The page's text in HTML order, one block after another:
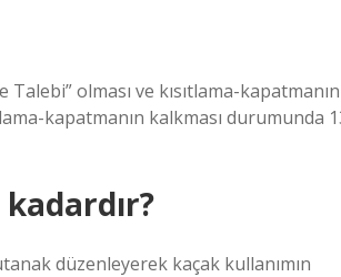
olması ve kısıtlama-
kapatmanın kalkması durumunda
düzenleyerek kaçak kullanımın